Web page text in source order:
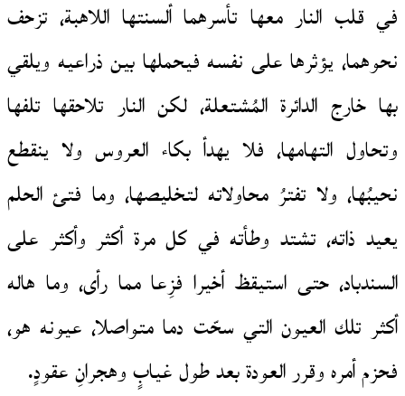
في قلب النار معها تأسرهما ألسنتها اللاهبة، تزحف
نحوهما، يؤثرها على نفسه فيحملها بين ذراعيه ويلقي
بها خارج الدائرة المُشتعلة، لكن النار تلاحقها تلفها
وتحاول التهامها، فلا يهدأ بكاء العروس ولا ينقطع
نحيبُها، ولا تفترُ محاولاته لتخليصها، وما فتئ الحلم
يعيد ذاته، تشتد وطأته في كل مرة أكثر وأكثر على
السندباد، حتى استيقظ أخيرا فزِعا مما رأى، وما هاله
أكثر تلك العيون التي سحّت دما متواصلا، عيونه هو،
فحزم أمره وقرر العودة بعد طول غيابٍ وهجرانِ عقودٍ.